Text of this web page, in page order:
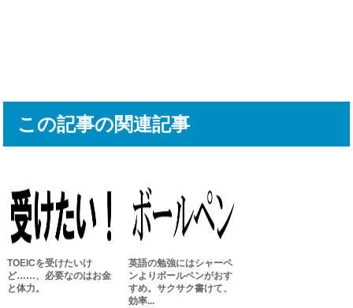
この記事の関連記事
TOEICを受けたいけ
ど……、必要なのはお金
と体力。
英語の勉強にはシャーペ
ンよりボールペンがおす
すめ。サクサク書けて、
効率...